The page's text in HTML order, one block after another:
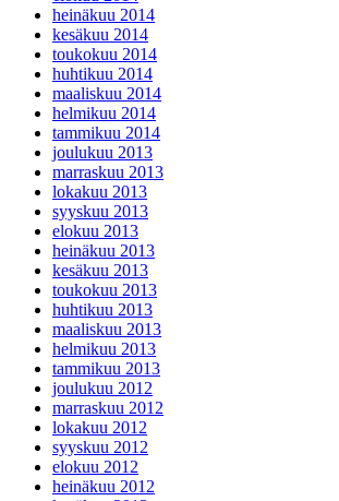
heinäkuu 2014
kesäkuu 2014
toukokuu 2014
huhtikuu 2014
maaliskuu 2014
helmikuu 2014
tammikuu 2014
joulukuu 2013
marraskuu 2013
lokakuu 2013
syyskuu 2013
elokuu 2013
heinäkuu 2013
kesäkuu 2013
toukokuu 2013
huhtikuu 2013
maaliskuu 2013
helmikuu 2013
tammikuu 2013
joulukuu 2012
marraskuu 2012
lokakuu 2012
syyskuu 2012
elokuu 2012
heinäkuu 2012